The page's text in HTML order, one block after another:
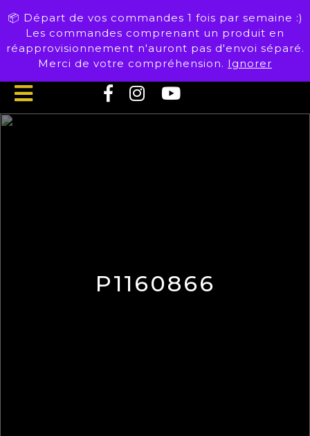
📦 Départ de vos commandes 1 fois par semaine :)
Les commandes comprenant un produit en
réapprovisionnement n'auront pas d'envoi séparé.
Merci de votre compréhension. Ignorer
to
content
Open
P1160866